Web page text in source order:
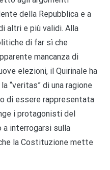
della Repubblica e a
altri e più validi. Alla
di far sì che
mancanza di
elezioni, il Quirinale ha
“veritas” di una ragione
di essere rappresentata
i protagonisti del
a interrogarsi sulla
la Costituzione mette